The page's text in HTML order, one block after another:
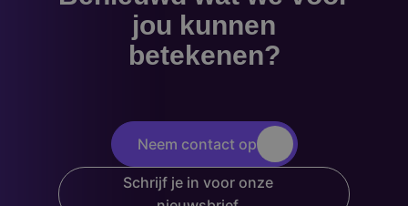
jou kunnen
betekenen?
Neem contact op
Schrijf je in voor onze